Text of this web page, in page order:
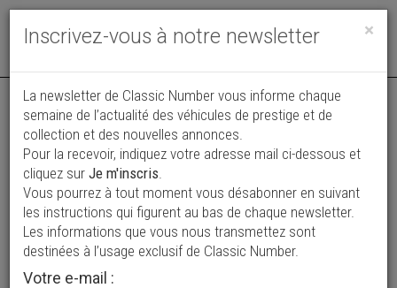
Toggle
Vos annonces vues par
plus de 4 millions de collectionneurs
Ajouter une annonce
×
Inscrivez-vous à notre newsletter
La newsletter de Classic Number vous informe chaque
semaine de l’actualité des véhicules de prestige et de
collection et des nouvelles annonces.
Pour la recevoir, indiquez votre adresse mail ci-dessous et
cliquez sur Je m'inscris.
Vous pourrez à tout moment vous désabonner en suivant
les instructions qui figurent au bas de chaque newsletter.
Les informations que vous nous transmettez sont
destinées à l’usage exclusif de Classic Number.
Votre e-mail :